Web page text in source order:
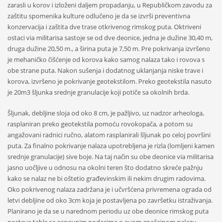
zarasli u korov i izloženi daljem propadanju, u Republičkom zavodu za
zaštitu spomenika kulture odlučeno je da se izvrši preventivna
konzervacija i zaštita dve trase otkrivenog rimskog puta. Oktriveni
ostaci via militarisa sastoje se od dve deonice, jedna je dužine 30,40 m,
druga dužine 20,50 m., a širina puta je 7,50 m. Pre pokrivanja izvršeno
je mehaničko čišćenje od korova kako samog nalaza tako i rovova s
obe strane puta. Nakon sušenja i dodatnog uklanjanja niske trave i
korova, izvršeno je pokrivanje geotekstilom. Preko geotekstila nasuto
je 20m3 šljunka srednje granulacije koji potiče sa okolnih brda.
Šljunak, debljine sloja od oko 8 cm, je pažljivo, uz nadzor arheologa,
rasplaniran preko geotekstila pomoću rovokopača, a potom su
angažovani radnici ručno, alatom rasplanirali šljunak po celoj površini
puta. Za finalno pokrivanje nalaza upotrebljena je rizla (lomljeni kamen
srednje granulacije) sive boje. Na taj način su obe deonice via militarisa
jasno uočljive u odnosu na okolni teren što dodatno skreće pažnju
kako se nalaz ne bi oštetio građevinskim ili nekim drugim radovima.
Oko pokrivenog nalaza zadržana je i učvršćena privremena ograda od
letvi debljine od oko 3cm koja je postavljena po završetku istraživanja.
Planirano je da se u narednom periodu uz obe deonice rimskog puta